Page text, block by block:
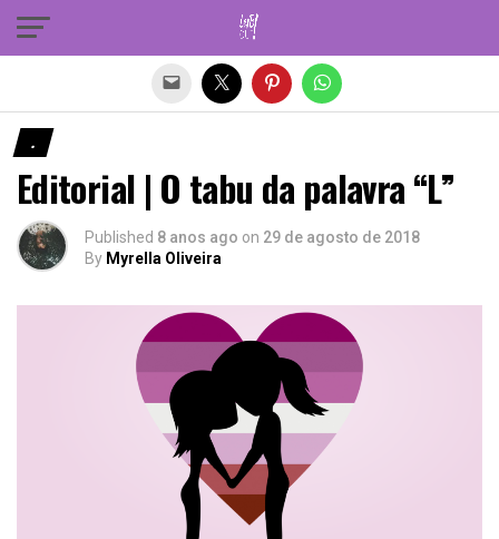
.
Editorial | O tabu da palavra “L”
Published 8 anos ago on 29 de agosto de 2018
By Myrella Oliveira
Sair da versão mobile